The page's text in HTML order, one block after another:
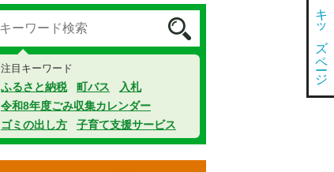
注目キーワード
ふるさと納税 町バス
入札
令和8年度ごみ収集カレンダー
ゴミの出し方
子育て支援サービス
キッズページ